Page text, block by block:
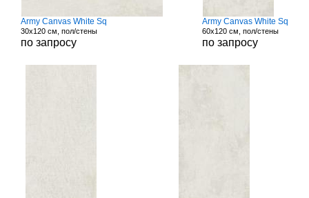
Army Canvas White Sq
30x120 см, пол/стены
по запросу
Army Canvas White Sq
60x120 см, пол/стены
по запросу